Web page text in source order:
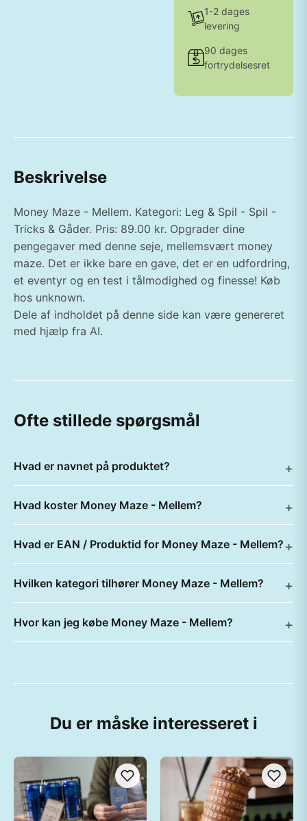
1-2 dages
levering
90 dages
fortrydelsesret
Beskrivelse
Money Maze - Mellem. Kategori: Leg & Spil - Spil -
Tricks & Gåder. Pris: 89.00 kr. Opgrader dine
pengegaver med denne seje, mellemsvært money
maze. Det er ikke bare en gave, det er en udfordring,
et eventyr og en test i tålmodighed og finesse! Køb
hos unknown.
Dele af indholdet på denne side kan være genereret
med hjælp fra AI.
Ofte stillede spørgsmål
Hvad er navnet på produktet?
Hvad koster Money Maze - Mellem?
Hvad er EAN / Produktid for Money Maze - Mellem?
Hvilken kategori tilhører Money Maze - Mellem?
Hvor kan jeg købe Money Maze - Mellem?
Du er måske interesseret i